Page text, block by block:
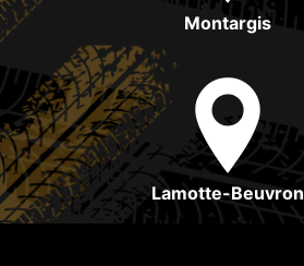
Montargis
Lamotte-Beuvron